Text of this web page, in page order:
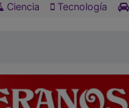
Ciencia Tecnología